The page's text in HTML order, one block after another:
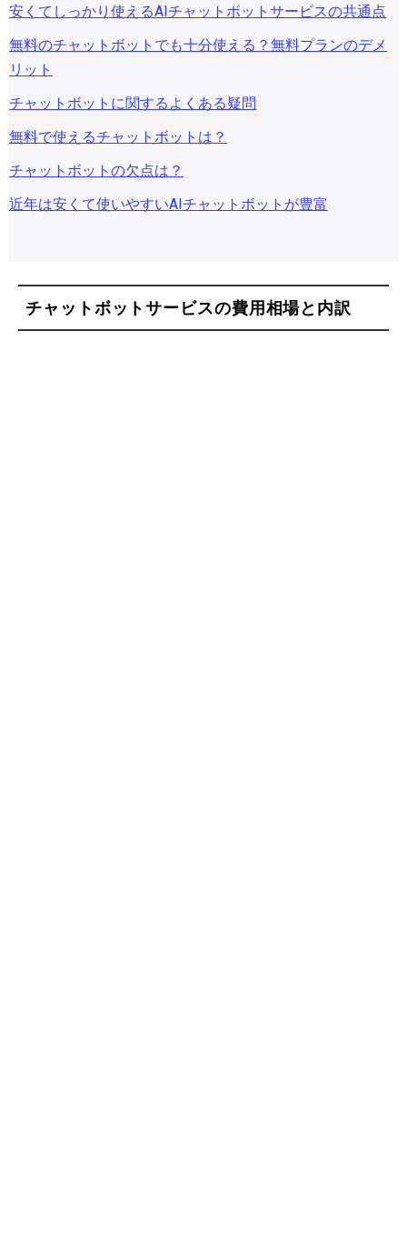
安くてしっかり使えるAIチャットボットサービスの共通点
無料のチャットボットでも十分使える？無料プランのデメ
リット
チャットボットに関するよくある疑問
無料で使えるチャットボットは？
チャットボットの欠点は？
近年は安くて使いやすいAIチャットボットが豊富
チャットボットサービスの費用相場と内訳